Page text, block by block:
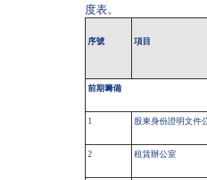
度表。
序號 項目
前期籌備
1 股東身份證明文件
2 租賃辦公室